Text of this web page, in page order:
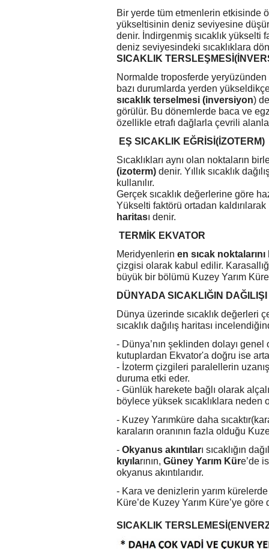
Bir yerde tüm etmenlerin etkisinde
yükseltisinin deniz seviyesine
denir. İndirgenmiş sıcaklık yükselti
deniz seviyesindeki sıcaklıklara
SICAKLIK
Normalde troposferde yeryüzünden
bazı durumlarda yerden
sıcaklık terselmesi (inversiyon)
görülür. Bu dönemlerde baca ve
özellikle etrafı dağlarla çevrili
EŞ SICAKLIK EĞRİSİ(İZOTERM)
Sıcaklıkları aynı olan noktaların
(izoterm) denir. Yıllık sıcaklık
kullanılır.
Gerçek sıcaklık değerlerine göre
Yükselti faktörü ortadan kaldırılarak
haritası denir.
TERMİK EKVATOR
Meridyenlerin en sıcak
çizgisi olarak kabul edilir.
büyük bir bölümü Kuzey Yarım
DÜ NYADA S ICAKLI Ğ IN DAĞ ILI Ş
Dünya üzerinde sıcaklık değerleri
sıcaklık dağılış haritası
- Dünya’nın şeklinden dolayı genel
kutuplardan Ekvator'a doğru ise
- İzoterm çizgileri paralellerin
duruma etki eder.
- Günlük harekete bağlı olarak
böylece yüksek sıcaklıklara
- Kuzey Yarımküre daha
karaların oranının fazla olduğu
- Okyanus akıntıları sıcaklığın
kıyılarının, Güney Yarım Küre’de
okyanus akıntılarıdır.
- Kara ve denizlerin yarım kürelerde
Küre’de Kuzey Yarım Küre’ye göre
SICAKLIK